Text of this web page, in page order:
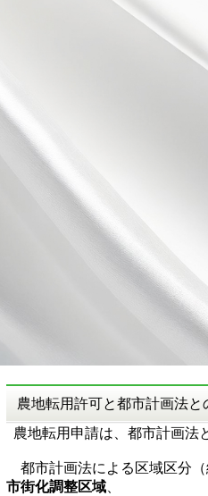
農地転用許可と都市計画法と
農地転用申請は、都市計画法
都市計画法による区域区分（
市街化調整区域、